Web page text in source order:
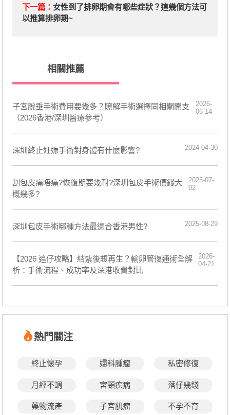
下一篇： ​女性到了排卵期會有哪些症狀？這幾個方法可
以推算排卵期~
相關推薦
子宮脫垂手術費用要幾多？瞭解手術選擇同相關開支
（2026香港/深圳醫療參考）
2026-
06-14
​深圳終止妊娠手術對身體有什麼影響? 2024-04-30
割包皮痛唔痛?恢復期要幾耐?深圳包皮手術價錢大
概幾多?
2025-07-
02
深圳包皮手術哪種方法最適合香港男性? 2025-08-29
【2026 追仔攻略】結紮後想再生？輸卵管復通術全解
析：手術流程、成功率及深港收費對比
2026-
04-21
熱門關注
終止懷孕 婦科腫瘤 私密修復
月經不調 宮頸疾病 落仔幾錢
藥物流產 子宮肌瘤 不孕不育